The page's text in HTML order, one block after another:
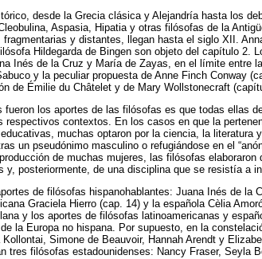
desde la Grecia clásica y Alejandría hasta los
Aspasia, Hipatia y otras filósofas de la
y distantes, llegan hasta el siglo XII.
Hildegarda de Bingen son objeto del capítulo 2.
Inés de la Cruz y María de Zayas, en el límite entre
y la peculiar propuesta de Anne Finch Conway
de Émilie du Châtelet y de Mary Wollstonecraft
fueron los aportes de las filósofas es que todas ellas
respectivos contextos. En los casos en que la
muchas optaron por la ciencia, la literatura
un pseudónimo masculino o refugiándose en el
de muchas mujeres, las filósofas elaboraron
posteriormente, de una disciplina que se resistía a
de filósofas hispanohablantes: Juana Inés de la
Graciela Hierro (cap. 14) y la española Cèlia
y los aportes de filósofas latinoamericanas y
la Europa no hispana. Por supuesto, en la
Simone de Beauvoir, Hannah Arendt y
tres filósofas estadounidenses: Nancy Fraser, Seyla